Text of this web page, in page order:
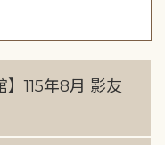
】115年8月 影友